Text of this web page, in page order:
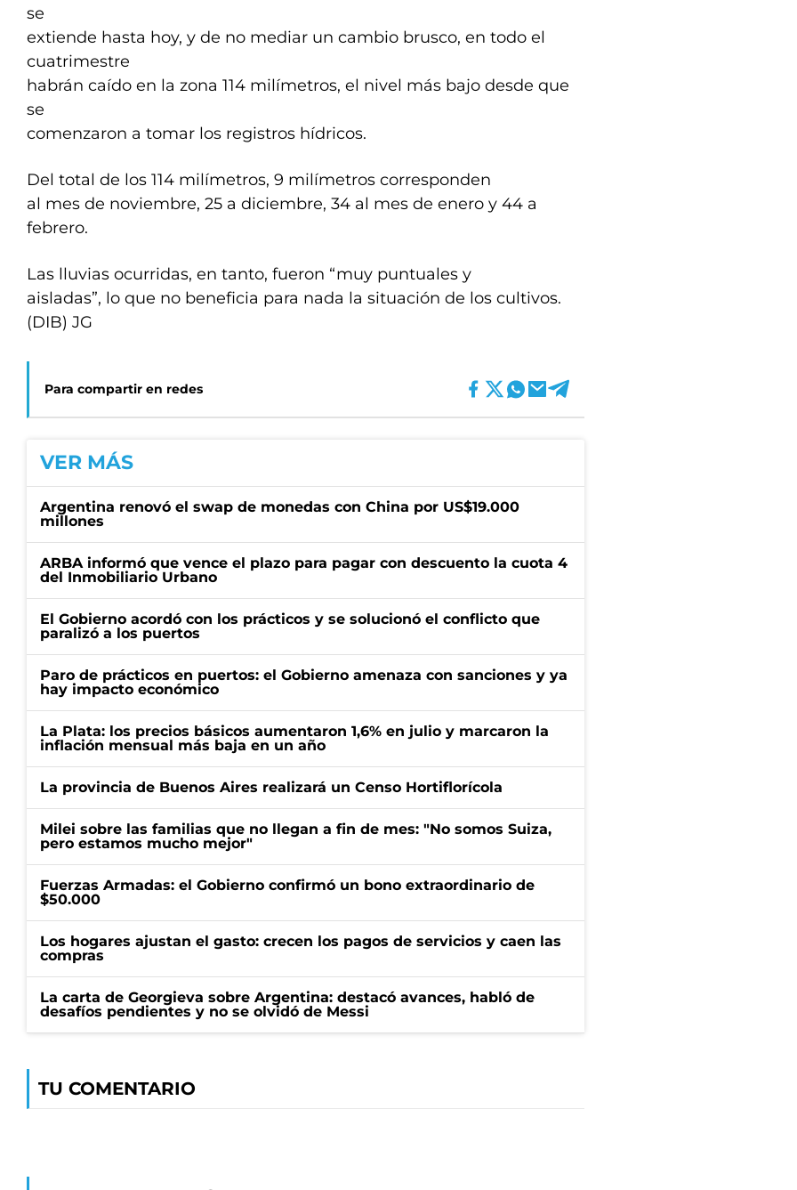
se
extiende hasta hoy, y de no mediar un cambio brusco, en todo el
cuatrimestre
habrán caído en la zona 114 milímetros, el nivel más bajo desde que
se
comenzaron a tomar los registros hídricos.
Del total de los 114 milímetros, 9 milímetros corresponden
al mes de noviembre, 25 a diciembre, 34 al mes de enero y 44 a
febrero.
Las lluvias ocurridas, en tanto, fueron “muy puntuales y
aisladas”, lo que no beneficia para nada la situación de los cultivos.
(DIB) JG
Para compartir en redes
VER MÁS
Argentina renovó el swap de monedas con China por US$19.000
millones
ARBA informó que vence el plazo para pagar con descuento la cuota 4
del Inmobiliario Urbano
El Gobierno acordó con los prácticos y se solucionó el conflicto que
paralizó a los puertos
Paro de prácticos en puertos: el Gobierno amenaza con sanciones y ya
hay impacto económico
La Plata: los precios básicos aumentaron 1,6% en julio y marcaron la
inflación mensual más baja en un año
La provincia de Buenos Aires realizará un Censo Hortiflorícola
Milei sobre las familias que no llegan a fin de mes: "No somos Suiza,
pero estamos mucho mejor"
Fuerzas Armadas: el Gobierno confirmó un bono extraordinario de
$50.000
Los hogares ajustan el gasto: crecen los pagos de servicios y caen las
compras
La carta de Georgieva sobre Argentina: destacó avances, habló de
desafíos pendientes y no se olvidó de Messi
TU COMENTARIO